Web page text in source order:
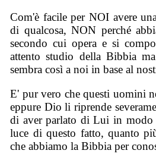
Com'è facile per NOI avere
di qualcosa, NON perché
secondo cui opera e si
attento studio della Bibbia
sembra così a noi in base al
E' pur vero che questi uomini
eppure Dio li riprende
di aver parlato di Lui in
luce di questo fatto, quanto
che abbiamo la Bibbia per